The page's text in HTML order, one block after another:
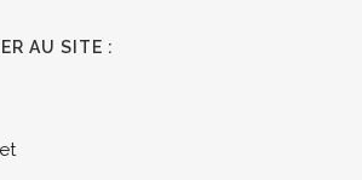
AU SITE :